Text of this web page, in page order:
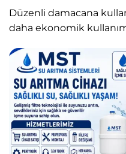
Düzenli damacana
daha ekonomik